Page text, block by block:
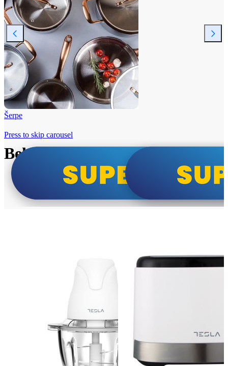
Šerpe
Beko i Tesla super cene
Press to skip carousel